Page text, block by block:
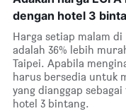
dengan hotel 3
Harga setiap malam di
adalah 36% lebih
Taipei. Apabila
harus bersedia untuk
yang dianggap
hotel 3 bintang.